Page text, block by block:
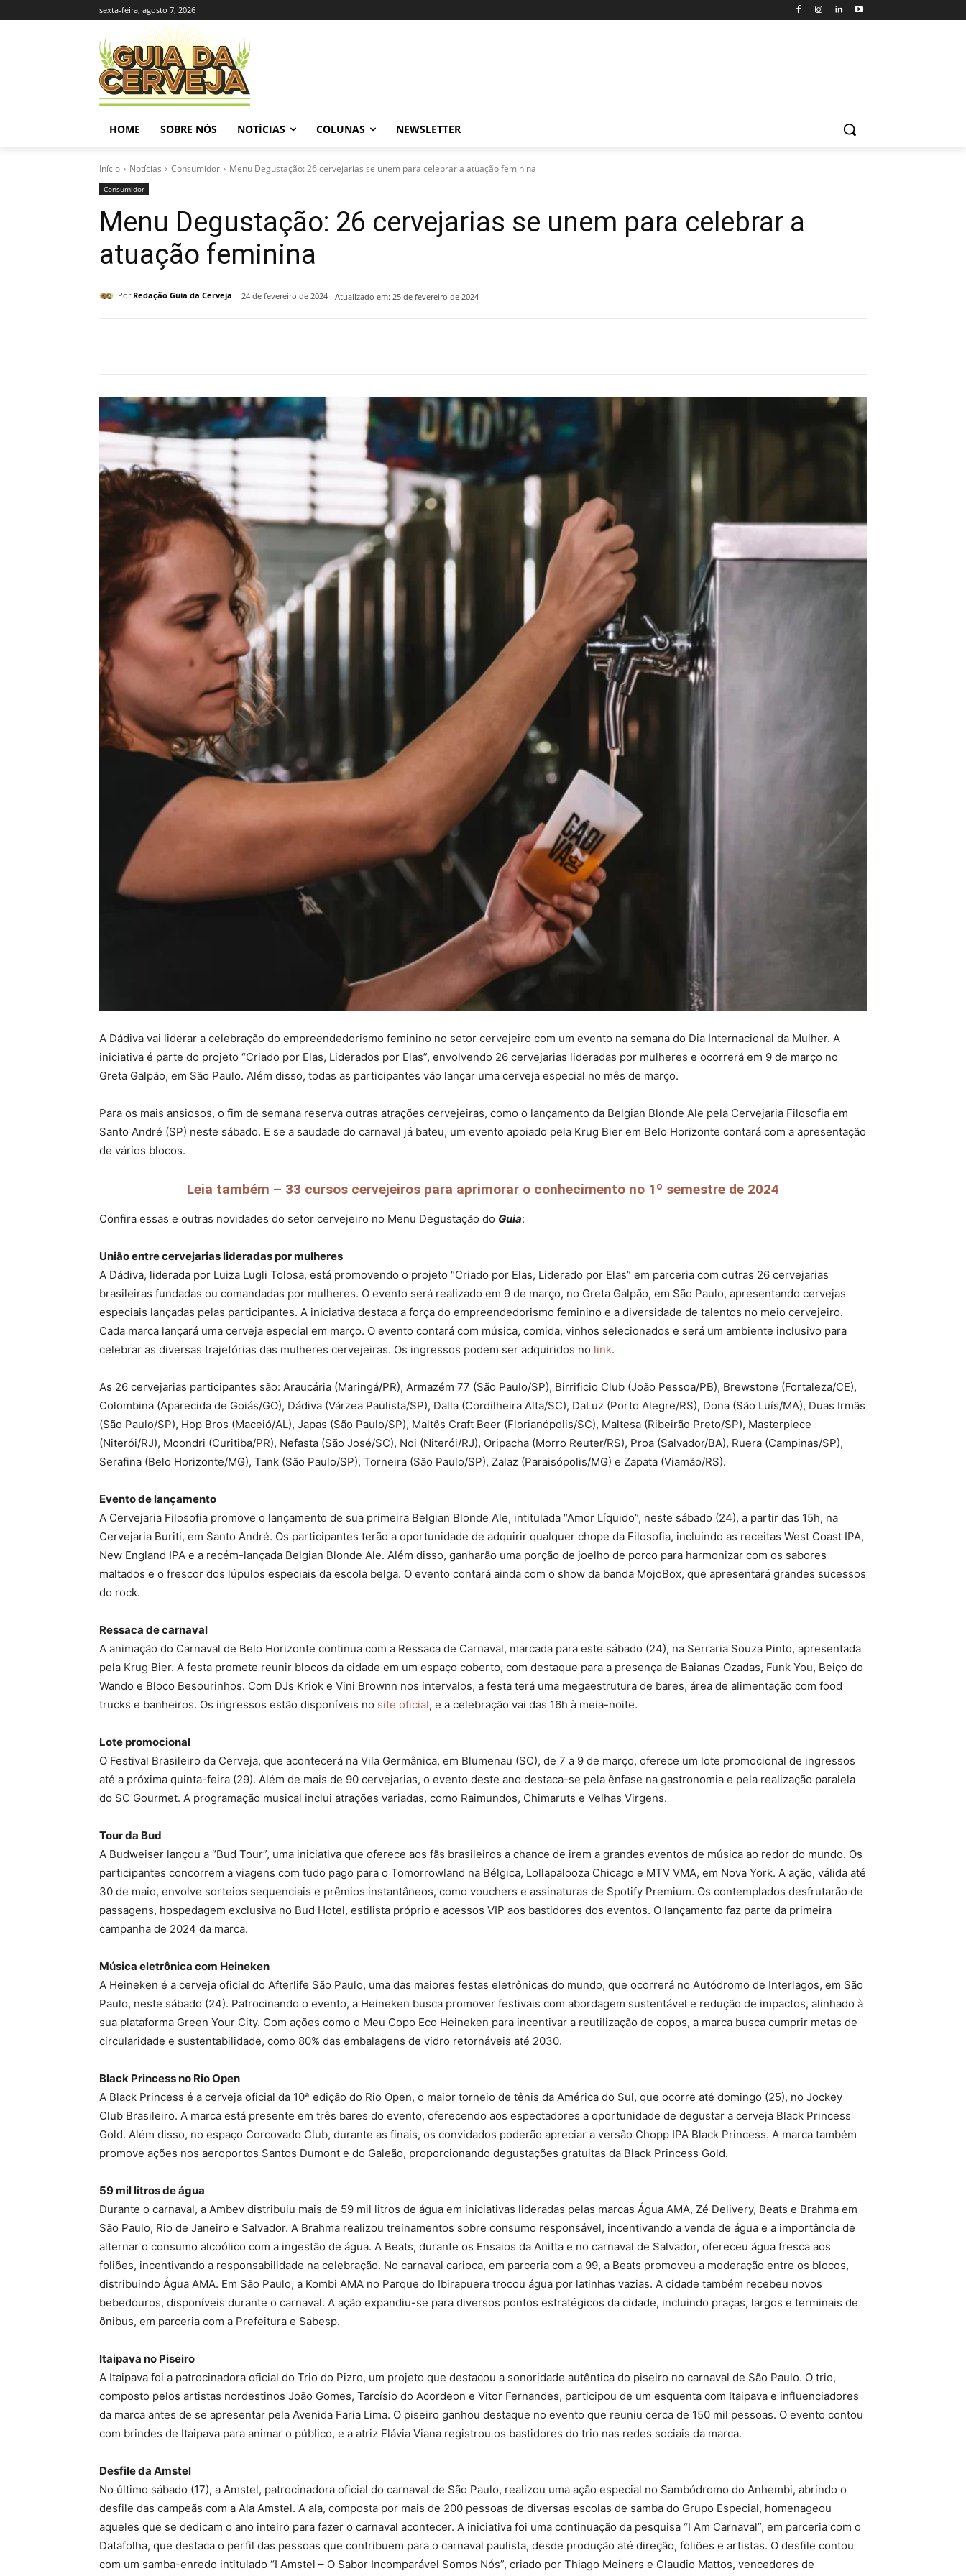
sexta-feira, agosto 7, 2026
HOME SOBRE NÓS NOTÍCIAS COLUNAS NEWSLETTER
Início Notícias Consumidor Menu Degustação: 26 cervejarias se unem para celebrar a atuação feminina
Consumidor
Menu Degustação: 26 cervejarias se unem para celebrar a
atuação feminina
Por Redação Guia da Cerveja 24 de fevereiro de 2024 Atualizado em: 25 de fevereiro de 2024
A Dádiva vai liderar a celebração do empreendedorismo feminino no setor cervejeiro com um evento na semana do Dia Internacional da Mulher. A
iniciativa é parte do projeto “Criado por Elas, Liderados por Elas”, envolvendo 26 cervejarias lideradas por mulheres e ocorrerá em 9 de março no
Greta Galpão, em São Paulo. Além disso, todas as participantes vão lançar uma cerveja especial no mês de março.
Para os mais ansiosos, o fim de semana reserva outras atrações cervejeiras, como o lançamento da Belgian Blonde Ale pela Cervejaria Filosofia em
Santo André (SP) neste sábado. E se a saudade do carnaval já bateu, um evento apoiado pela Krug Bier em Belo Horizonte contará com a apresentação
de vários blocos.
Leia também – 33 cursos cervejeiros para aprimorar o conhecimento no 1º semestre de 2024
Confira essas e outras novidades do setor cervejeiro no Menu Degustação do Guia:
União entre cervejarias lideradas por mulheres
A Dádiva, liderada por Luiza Lugli Tolosa, está promovendo o projeto “Criado por Elas, Liderado por Elas” em parceria com outras 26 cervejarias
brasileiras fundadas ou comandadas por mulheres. O evento será realizado em 9 de março, no Greta Galpão, em São Paulo, apresentando cervejas
especiais lançadas pelas participantes. A iniciativa destaca a força do empreendedorismo feminino e a diversidade de talentos no meio cervejeiro.
Cada marca lançará uma cerveja especial em março. O evento contará com música, comida, vinhos selecionados e será um ambiente inclusivo para
celebrar as diversas trajetórias das mulheres cervejeiras. Os ingressos podem ser adquiridos no link.
As 26 cervejarias participantes são: Araucária (Maringá/PR), Armazém 77 (São Paulo/SP), Birrificio Club (João Pessoa/PB), Brewstone (Fortaleza/CE),
Colombina (Aparecida de Goiás/GO), Dádiva (Várzea Paulista/SP), Dalla (Cordilheira Alta/SC), DaLuz (Porto Alegre/RS), Dona (São Luís/MA), Duas Irmãs
(São Paulo/SP), Hop Bros (Maceió/AL), Japas (São Paulo/SP), Maltês Craft Beer (Florianópolis/SC), Maltesa (Ribeirão Preto/SP), Masterpiece
(Niterói/RJ), Moondri (Curitiba/PR), Nefasta (São José/SC), Noi (Niterói/RJ), Oripacha (Morro Reuter/RS), Proa (Salvador/BA), Ruera (Campinas/SP),
Serafina (Belo Horizonte/MG), Tank (São Paulo/SP), Torneira (São Paulo/SP), Zalaz (Paraisópolis/MG) e Zapata (Viamão/RS).
Evento de lançamento
A Cervejaria Filosofia promove o lançamento de sua primeira Belgian Blonde Ale, intitulada “Amor Líquido”, neste sábado (24), a partir das 15h, na
Cervejaria Buriti, em Santo André. Os participantes terão a oportunidade de adquirir qualquer chope da Filosofia, incluindo as receitas West Coast IPA,
New England IPA e a recém-lançada Belgian Blonde Ale. Além disso, ganharão uma porção de joelho de porco para harmonizar com os sabores
maltados e o frescor dos lúpulos especiais da escola belga. O evento contará ainda com o show da banda MojoBox, que apresentará grandes sucessos
do rock.
Ressaca de carnaval
A animação do Carnaval de Belo Horizonte continua com a Ressaca de Carnaval, marcada para este sábado (24), na Serraria Souza Pinto, apresentada
pela Krug Bier. A festa promete reunir blocos da cidade em um espaço coberto, com destaque para a presença de Baianas Ozadas, Funk You, Beiço do
Wando e Bloco Besourinhos. Com DJs Kriok e Vini Brownn nos intervalos, a festa terá uma megaestrutura de bares, área de alimentação com food
trucks e banheiros. Os ingressos estão disponíveis no site oficial, e a celebração vai das 16h à meia-noite.
Lote promocional
O Festival Brasileiro da Cerveja, que acontecerá na Vila Germânica, em Blumenau (SC), de 7 a 9 de março, oferece um lote promocional de ingressos
até a próxima quinta-feira (29). Além de mais de 90 cervejarias, o evento deste ano destaca-se pela ênfase na gastronomia e pela realização paralela
do SC Gourmet. A programação musical inclui atrações variadas, como Raimundos, Chimaruts e Velhas Virgens.
Tour da Bud
A Budweiser lançou a “Bud Tour”, uma iniciativa que oferece aos fãs brasileiros a chance de irem a grandes eventos de música ao redor do mundo. Os
participantes concorrem a viagens com tudo pago para o Tomorrowland na Bélgica, Lollapalooza Chicago e MTV VMA, em Nova York. A ação, válida até
30 de maio, envolve sorteios sequenciais e prêmios instantâneos, como vouchers e assinaturas de Spotify Premium. Os contemplados desfrutarão de
passagens, hospedagem exclusiva no Bud Hotel, estilista próprio e acessos VIP aos bastidores dos eventos. O lançamento faz parte da primeira
campanha de 2024 da marca.
Música eletrônica com Heineken
A Heineken é a cerveja oficial do Afterlife São Paulo, uma das maiores festas eletrônicas do mundo, que ocorrerá no Autódromo de Interlagos, em São
Paulo, neste sábado (24). Patrocinando o evento, a Heineken busca promover festivais com abordagem sustentável e redução de impactos, alinhado à
sua plataforma Green Your City. Com ações como o Meu Copo Eco Heineken para incentivar a reutilização de copos, a marca busca cumprir metas de
circularidade e sustentabilidade, como 80% das embalagens de vidro retornáveis até 2030.
Black Princess no Rio Open
A Black Princess é a cerveja oficial da 10ª edição do Rio Open, o maior torneio de tênis da América do Sul, que ocorre até domingo (25), no Jockey
Club Brasileiro. A marca está presente em três bares do evento, oferecendo aos espectadores a oportunidade de degustar a cerveja Black Princess
Gold. Além disso, no espaço Corcovado Club, durante as finais, os convidados poderão apreciar a versão Chopp IPA Black Princess. A marca também
promove ações nos aeroportos Santos Dumont e do Galeão, proporcionando degustações gratuitas da Black Princess Gold.
59 mil litros de água
Durante o carnaval, a Ambev distribuiu mais de 59 mil litros de água em iniciativas lideradas pelas marcas Água AMA, Zé Delivery, Beats e Brahma em
São Paulo, Rio de Janeiro e Salvador. A Brahma realizou treinamentos sobre consumo responsável, incentivando a venda de água e a importância de
alternar o consumo alcoólico com a ingestão de água. A Beats, durante os Ensaios da Anitta e no carnaval de Salvador, ofereceu água fresca aos
foliões, incentivando a responsabilidade na celebração. No carnaval carioca, em parceria com a 99, a Beats promoveu a moderação entre os blocos,
distribuindo Água AMA. Em São Paulo, a Kombi AMA no Parque do Ibirapuera trocou água por latinhas vazias. A cidade também recebeu novos
bebedouros, disponíveis durante o carnaval. A ação expandiu-se para diversos pontos estratégicos da cidade, incluindo praças, largos e terminais de
ônibus, em parceria com a Prefeitura e Sabesp.
Itaipava no Piseiro
A Itaipava foi a patrocinadora oficial do Trio do Pizro, um projeto que destacou a sonoridade autêntica do piseiro no carnaval de São Paulo. O trio,
composto pelos artistas nordestinos João Gomes, Tarcísio do Acordeon e Vitor Fernandes, participou de um esquenta com Itaipava e influenciadores
da marca antes de se apresentar pela Avenida Faria Lima. O piseiro ganhou destaque no evento que reuniu cerca de 150 mil pessoas. O evento contou
com brindes de Itaipava para animar o público, e a atriz Flávia Viana registrou os bastidores do trio nas redes sociais da marca.
Desfile da Amstel
No último sábado (17), a Amstel, patrocinadora oficial do carnaval de São Paulo, realizou uma ação especial no Sambódromo do Anhembi, abrindo o
desfile das campeãs com a Ala Amstel. A ala, composta por mais de 200 pessoas de diversas escolas de samba do Grupo Especial, homenageou
aqueles que se dedicam o ano inteiro para fazer o carnaval acontecer. A iniciativa foi uma continuação da pesquisa “I Am Carnaval”, em parceria com o
Datafolha, que destaca o perfil das pessoas que contribuem para o carnaval paulista, desde produção até direção, foliões e artistas. O desfile contou
com um samba-enredo intitulado “I Amstel – O Sabor Incomparável Somos Nós”, criado por Thiago Meiners e Claudio Mattos, vencedores de